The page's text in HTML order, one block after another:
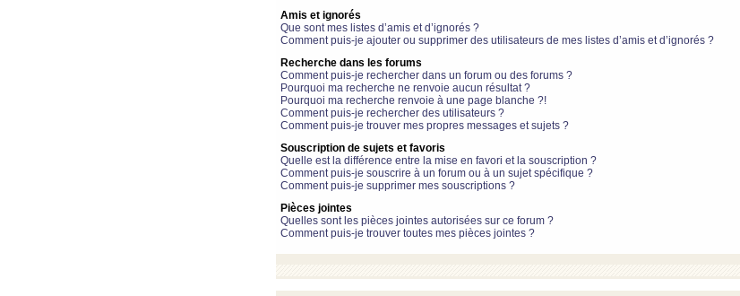
Amis et ignorés
Que sont mes listes d’amis et d’ignorés ?
Comment puis-je ajouter ou supprimer des utilisateurs de mes listes d’amis et d’ignorés ?
Recherche dans les forums
Comment puis-je rechercher dans un forum ou des forums ?
Pourquoi ma recherche ne renvoie aucun résultat ?
Pourquoi ma recherche renvoie à une page blanche ?!
Comment puis-je rechercher des utilisateurs ?
Comment puis-je trouver mes propres messages et sujets ?
Souscription de sujets et favoris
Quelle est la différence entre la mise en favori et la souscription ?
Comment puis-je souscrire à un forum ou à un sujet spécifique ?
Comment puis-je supprimer mes souscriptions ?
Pièces jointes
Quelles sont les pièces jointes autorisées sur ce forum ?
Comment puis-je trouver toutes mes pièces jointes ?